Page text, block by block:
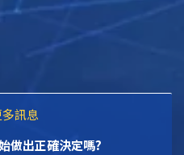
訊息
做出正確決定嗎?